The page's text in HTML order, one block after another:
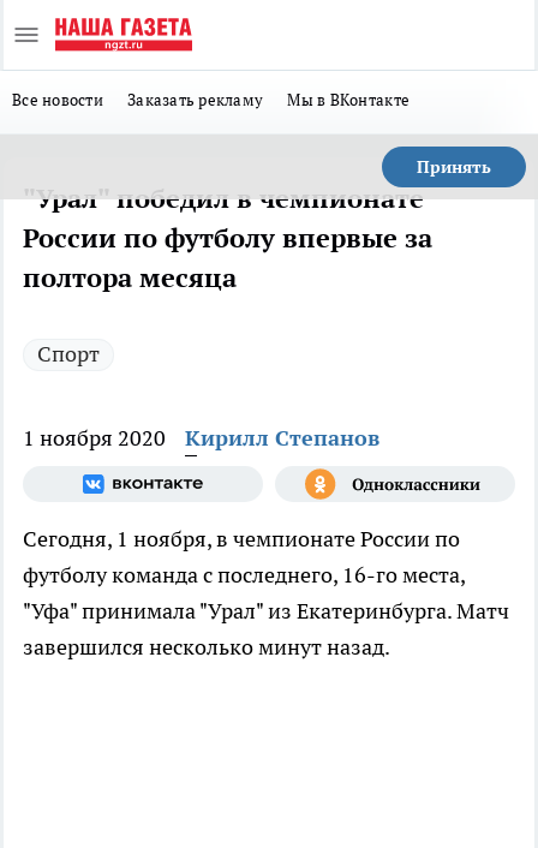
Все новости Заказать рекламу Мы в ВКонтакте
Принять
"Урал" победил в чемпионате
России по футболу впервые за
полтора месяца
Спорт
1 ноября 2020 Кирилл Степанов
Сегодня, 1 ноября, в чемпионате России по
футболу команда с последнего, 16-го места,
"Уфа" принимала "Урал" из Екатеринбурга. Матч
завершился несколько минут назад.